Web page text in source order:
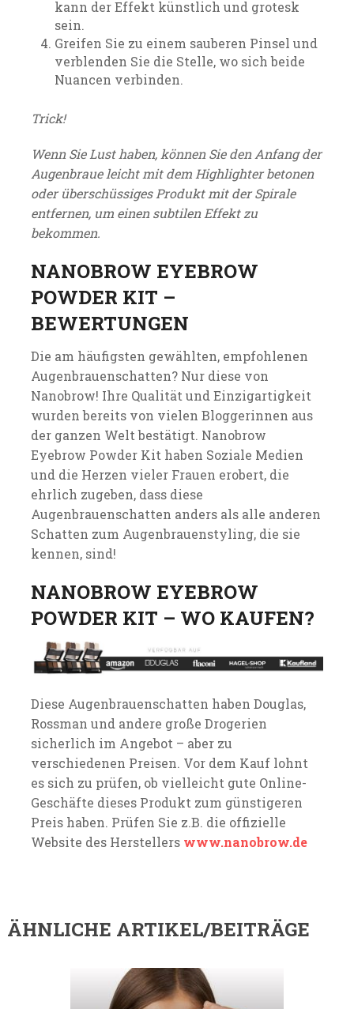
kann der Effekt künstlich und grotesk
sein.
Greifen Sie zu einem sauberen Pinsel und
verblenden Sie die Stelle, wo sich beide
Nuancen verbinden.
Trick!
Wenn Sie Lust haben, können Sie den Anfang der
Augenbraue leicht mit dem Highlighter betonen
oder überschüssiges Produkt mit der Spirale
entfernen, um einen subtilen Effekt zu
bekommen.
NANOBROW EYEBROW
POWDER KIT –
BEWERTUNGEN
Die am häufigsten gewählten, empfohlenen
Augenbrauenschatten? Nur diese von
Nanobrow! Ihre Qualität und Einzigartigkeit
wurden bereits von vielen Bloggerinnen aus
der ganzen Welt bestätigt. Nanobrow
Eyebrow Powder Kit haben Soziale Medien
und die Herzen vieler Frauen erobert, die
ehrlich zugeben, dass diese
Augenbrauenschatten anders als alle anderen
Schatten zum Augenbrauenstyling, die sie
kennen, sind!
NANOBROW EYEBROW
POWDER KIT – WO KAUFEN?
Diese Augenbrauenschatten haben Douglas,
Rossman und andere große Drogerien
sicherlich im Angebot – aber zu
verschiedenen Preisen. Vor dem Kauf lohnt
es sich zu prüfen, ob vielleicht gute Online-
Geschäfte dieses Produkt zum günstigeren
Preis haben. Prüfen Sie z.B. die offizielle
Website des Herstellers www.nanobrow.de
ÄHNLICHE ARTIKEL/BEITRÄGE